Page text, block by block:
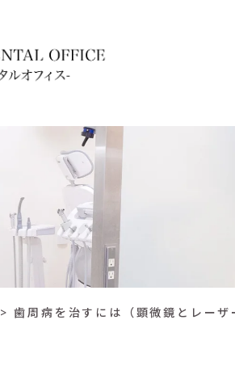
>歯周病を治すには（顕微鏡とレーザ